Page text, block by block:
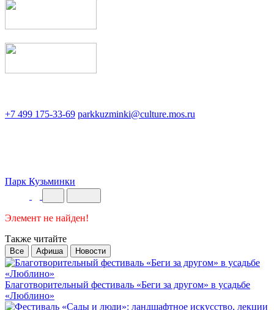
+7 499 175-33-69 parkkuzminki@culture.mos.ru
Парк Кузьминки
Элемент не найден!
Также читайте
Все Афиша Новости
Благотворительный фестиваль «Беги за другом» в усадьбе
«Люблино»